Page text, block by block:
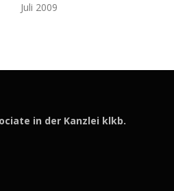
Juli 2009
in der Kanzlei klkb.